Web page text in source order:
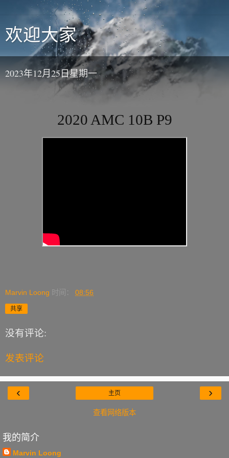
欢迎大家
2023年12月25日星期一
2020 AMC 10B P9
Marvin Loong 时间： 08:56
共享
没有评论:
发表评论
‹ ›
主页
查看网络版本
我的简介
Marvin Loong